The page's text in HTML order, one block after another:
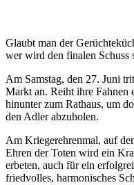
Glaubt man der
wer wird den finalen Schuss
Am Samstag, den 27. Juni
Markt an. Reiht ihre Fahnen
hinunter zum Rathaus, um
den Adler abzuholen.
Am Kriegerehrenmal, auf
Ehren der Toten wird ein
erbeten, auch für ein
friedvolles, harmonisches